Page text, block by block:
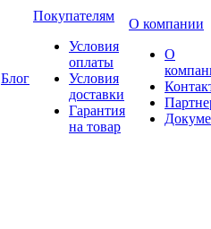
Блог
Покупателям
Условия
оплаты
Условия
доставки
Гарантия
на товар
О компании
О